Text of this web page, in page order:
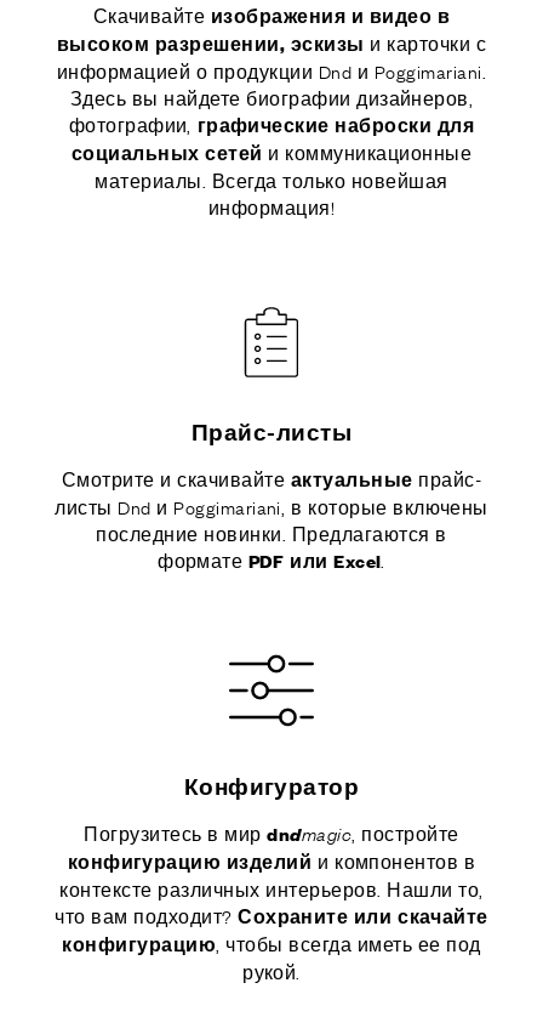
Скачивайте изображения и видео в
высоком разрешении, эскизы и карточки с
информацией о продукции Dnd и Poggimariani.
Здесь вы найдете биографии дизайнеров,
фотографии, графические наброски для
социальных сетей и коммуникационные
материалы. Всегда только новейшая
информация!
Прайс-листы
Смотрите и скачивайте актуальные прайс-
листы Dnd и Poggimariani, в которые включены
последние новинки. Предлагаются в
формате PDF или Excel
Конфигуратор
Погрузитесь в мир dndmagic , постройте
конфигурацию изделий и компонентов в
контексте различных интерьеров. Нашли то,
что вам подходит?Сохраните или скачайте
конфигурацию , чтобы всегда иметь ее под
рукой.